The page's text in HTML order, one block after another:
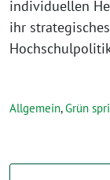
individuellen
ihr
Allgemein,Grün